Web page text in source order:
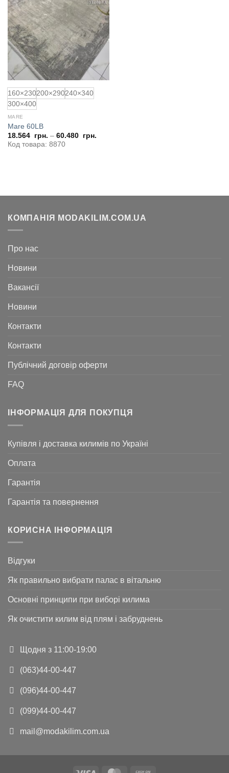
Додати
до
обраного
160×230200×290240×340
300×400
MARE
Mare 60LB
18.564 грн. – 60.480 грн.
Код товара: 8870
КОМПАНІЯ MODAKILIM.COM.UA
Про нас
Новини
Вакансії
Новини
Контакти
Контакти
Публічний договір оферти
FAQ
ІНФОРМАЦІЯ ДЛЯ ПОКУПЦЯ
Купівля і доставка килимів по Україні
Оплата
Гарантія
Гарантія та повернення
КОРИСНА ІНФОРМАЦІЯ
Відгуки
Як правильно вибрати палас в вітальню
Основні принципи при виборі килима
Як очистити килим від плям і забруднень
Щодня з 11:00-19:00
(063)44-00-447
(096)44-00-447
(099)44-00-447
mail@modakilim.com.ua